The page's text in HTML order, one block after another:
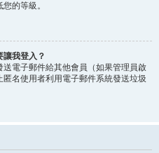
的等級。
讓我登入？
電子郵件給其他會員（如果管理員啟
名使用者利用電子郵件系統發送垃圾